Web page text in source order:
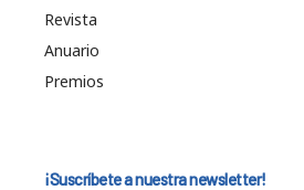
Revista
Anuario
Premios
¡Suscríbete a nuestra newsletter!